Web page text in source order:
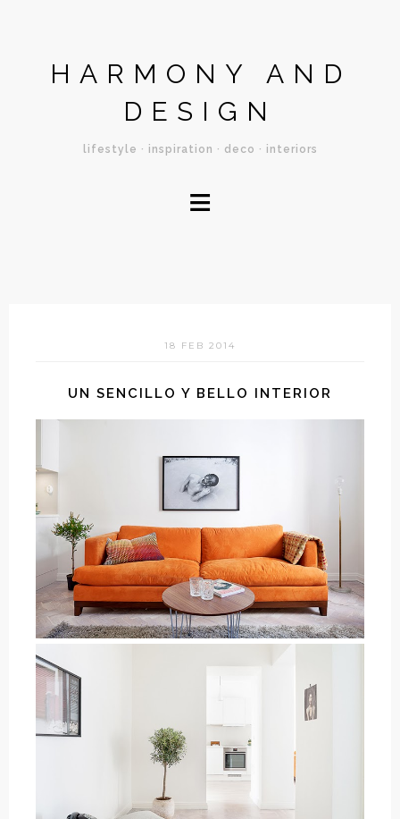
HARMONY AND
DESIGN
lifestyle · inspiration · deco · interiors
≡
18 FEB 2014
UN SENCILLO Y BELLO INTERIOR